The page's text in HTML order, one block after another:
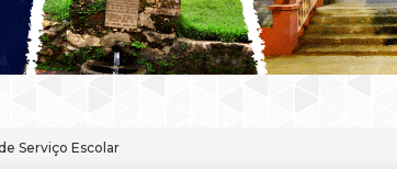
Serviço Escolar